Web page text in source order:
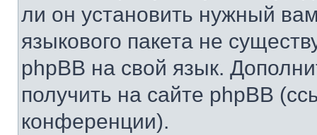
ли он установить нужный
языкового пакета не
phpBB на свой язык.
получить на сайте phpBB
конференции).